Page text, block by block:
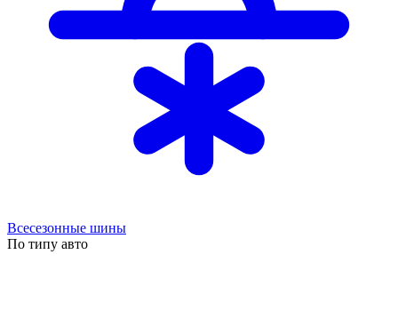
Всесезонные шины
По типу авто